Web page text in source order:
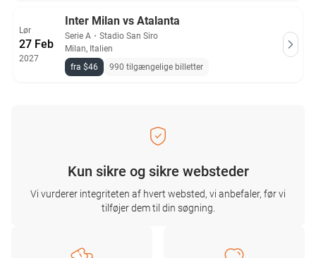
Lør
27 Feb
2027
Inter Milan vs Atalanta
Serie A ・ Stadio San Siro
Milan, Italien
fra $46
990 tilgængelige billetter
Kun sikre og sikre websteder
Vi vurderer integriteten af ​​hvert websted, vi anbefaler, før vi
tilføjer dem til din søgning.